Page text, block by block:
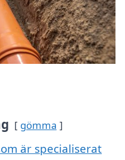
gömma
är specialiserat